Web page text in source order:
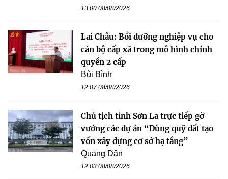
13:00 08/08/2026
Lai Châu: Bồi dưỡng nghiệp vụ cho
cán bộ cấp xã trong mô hình chính
quyền 2 cấp
Bùi Bình
12:07 08/08/2026
Chủ tịch tỉnh Sơn La trực tiếp gỡ
vướng các dự án “Dùng quỹ đất tạo
vốn xây dựng cơ sở hạ tầng”
Quang Dân
12:03 08/08/2026